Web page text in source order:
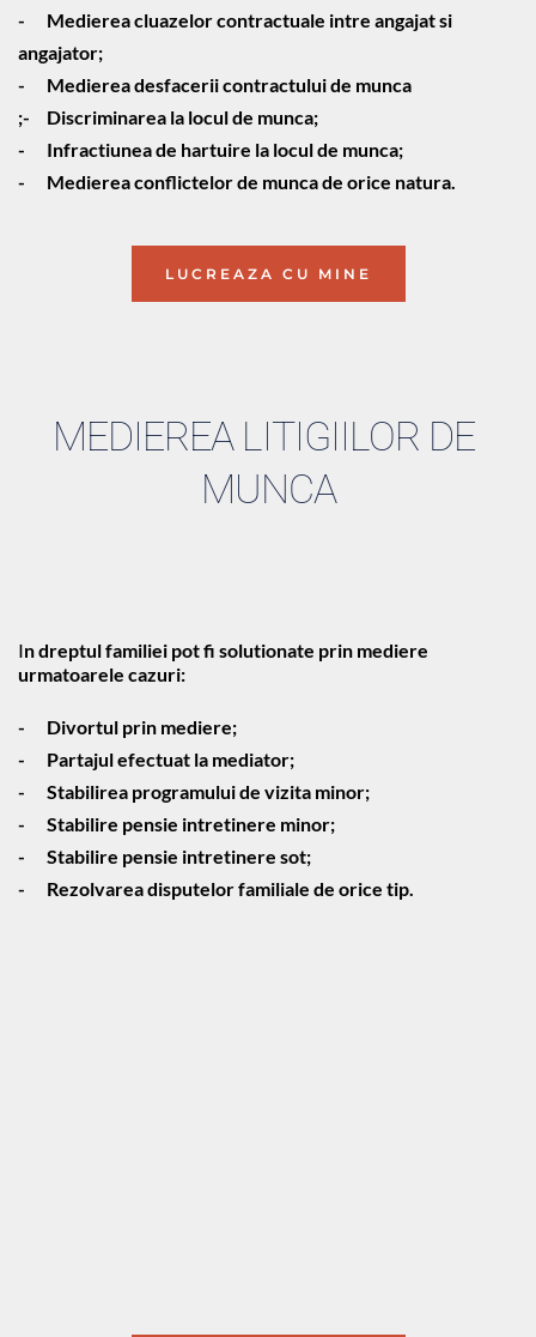
-	Medierea cluazelor contractuale intre angajat si
angajator;
-	Medierea desfacerii contractului de munca
;-	Discriminarea la locul de munca;
-	Infractiunea de hartuire la locul de munca;
-	Medierea conflictelor de munca de orice natura.
LUCREAZA CU MINE
MEDIEREA LITIGIILOR DE
MUNCA
In dreptul familiei pot fi solutionate prin mediere
urmatoarele cazuri:
-	Divortul prin mediere;
-	Partajul efectuat la mediator;
-	Stabilirea programului de vizita minor;
-	Stabilire pensie intretinere minor;
-	Stabilire pensie intretinere sot;
-	Rezolvarea disputelor familiale de orice tip.